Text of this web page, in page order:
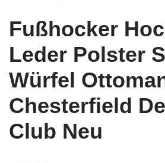
Fußhocker
Leder Polster
Würfel
Chesterfield
Club Neu